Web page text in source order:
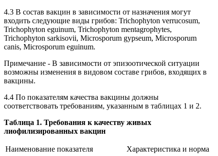
4.3 В состав вакцин в зависимости от назначения могут
входить следующие виды грибов: Trichophyton verrucosum,
Trichophyton eguinum, Trichophyton mentagrophytes,
Trichophyton sarkisovii, Microsporum gypseum, Microsporum
canis, Microsporum eguinum.
Примечание - В зависимости от эпизоотической ситуации
возможны изменения в видовом составе грибов, входящих в
вакцины.
4.4 По показателям качества вакцины должны
соответствовать требованиям, указанным в таблицах 1 и 2.
Таблица 1. Требования к качеству живых
лиофилизированных вакцин
Наименование показателя Характеристика и норма